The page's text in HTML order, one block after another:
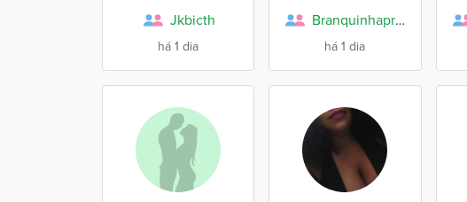
Jkbicth
há 1 dia
Branquinhapretinho0
há 1 dia